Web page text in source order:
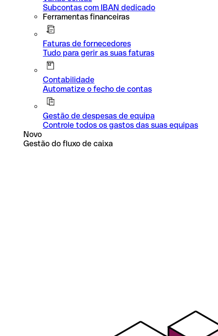
Subcontas com IBAN dedicado
Ferramentas financeiras
Faturas de fornecedores
Tudo para gerir as suas faturas
Contabilidade
Automatize o fecho de contas
Gestão de despesas de equipa
Controle todos os gastos das suas equipas
Novo
Gestão do fluxo de caixa